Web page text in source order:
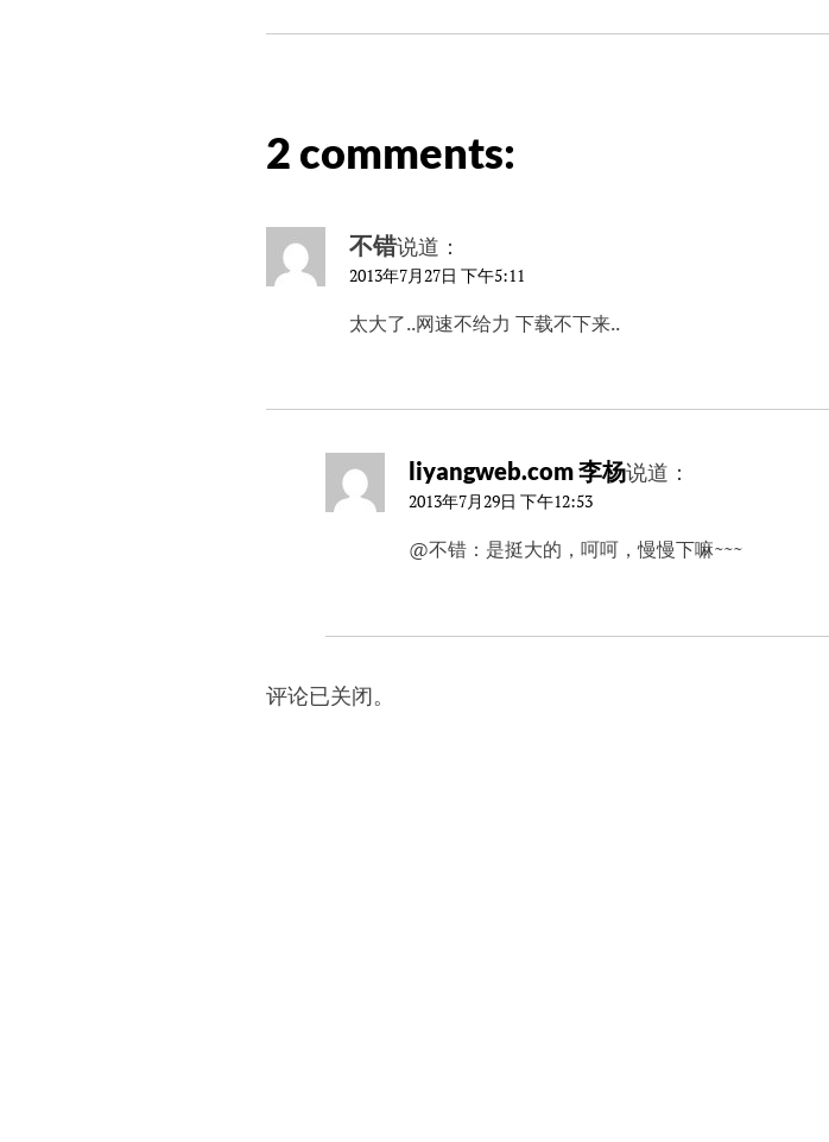
2 comments:
不错说道：
2013年7月27日 下午5:11
太大了..网速不给力 下载不下来..
liyangweb.com 李杨说道：
2013年7月29日 下午12:53
@不错：是挺大的，呵呵，慢慢下嘛~~~
评论已关闭。